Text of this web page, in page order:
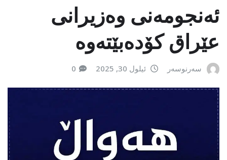
ئەنجومەنی وەزیرانی
عێراق کۆدەبێتەوە
سەرنوسەر ئیلول 30, 2025 0